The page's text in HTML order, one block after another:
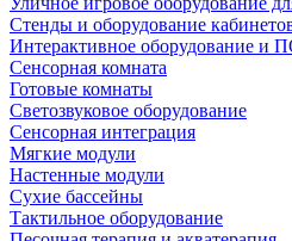
Стенды и оборудование
Интерактивное оборудование и
Сенсорная комната
Готовые комнаты
Светозвуковое оборудование
Сенсорная интеграция
Мягкие модули
Настенные модули
Сухие бассейны
Тактильное оборудование